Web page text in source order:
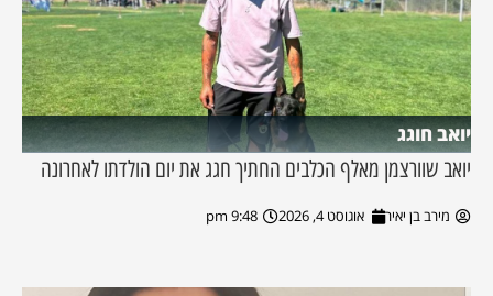
יואב חוגג
יואב שוורצמן מאלף הכלבים החתיך חגג את יום הולדתו לאחרונה
מירב בן יאיר אוגוסט 4, 2026 9:48 pm